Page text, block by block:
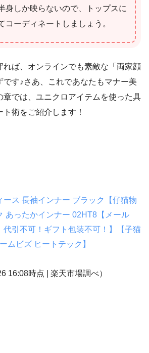
身しか映らないので、トップスに
コーディネートしましょう。
れば、オンラインでも素敵な「両家顔
です♪さあ、これであなたもマナー美
章では、ユニクロアイテムを使った具
術をご紹介します！
ス 長袖インナー ブラック【仔猫物
あったかインナー 02HT8【メール
代引不可！ギフト包装不可！】【子猫
ムビズ ヒートテック】
16:08時点 | 楽天市場調べ）